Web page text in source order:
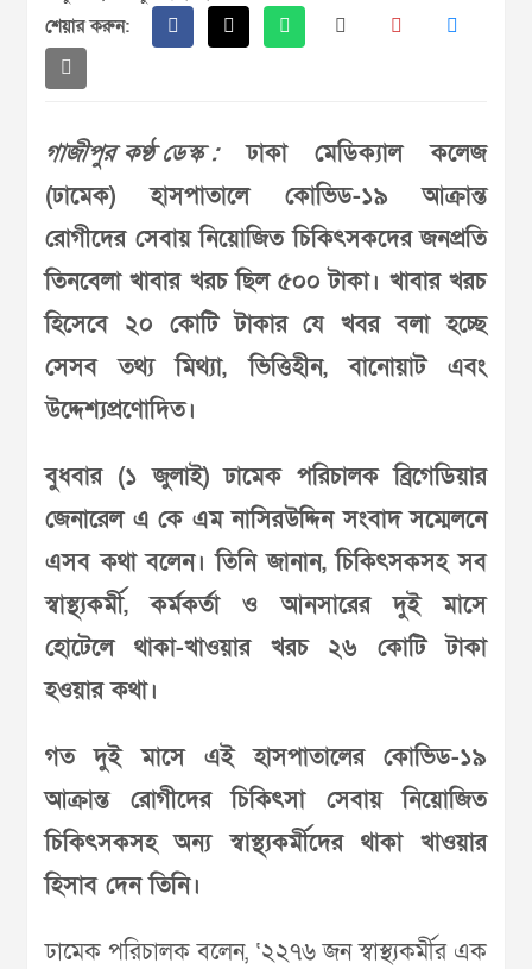
শেয়ার করুন:
গাজীপুর কণ্ঠ ডেস্ক :ঢাকা মেডিক্যাল কলেজ
(ঢামেক) হাসপাতালে কোভিড-১৯ আক্রান্ত
রোগীদের সেবায় নিয়োজিত চিকিৎসকদের জনপ্রতি
তিনবেলা খাবার খরচ ছিল ৫০০ টাকা। খাবার খরচ
হিসেবে ২০ কোটি টাকার যে খবর বলা হচ্ছে
সেসব তথ্য মিথ্যা, ভিত্তিহীন, বানোয়াট এবং
উদ্দেশ্যপ্রণোদিত।
বুধবার (১ জুলাই) ঢামেক পরিচালক ব্রিগেডিয়ার
জেনারেল এ কে এম নাসিরউদ্দিন সংবাদ সম্মেলনে
এসব কথা বলেন। তিনি জানান, চিকিৎসকসহ সব
স্বাস্থ্যকর্মী, কর্মকর্তা ও আনসারের দুই মাসে
হোটেলে থাকা-খাওয়ার খরচ ২৬ কোটি টাকা
হওয়ার কথা।
গত দুই মাসে এই হাসপাতালের কোভিড-১৯
আক্রান্ত রোগীদের চিকিৎসা সেবায় নিয়োজিত
চিকিৎসকসহ অন্য স্বাস্থ্যকর্মীদের থাকা খাওয়ার
হিসাব দেন তিনি।
ঢামেক পরিচালক বলেন, ‘২২৭৬ জন স্বাস্থ্যকর্মীর এক